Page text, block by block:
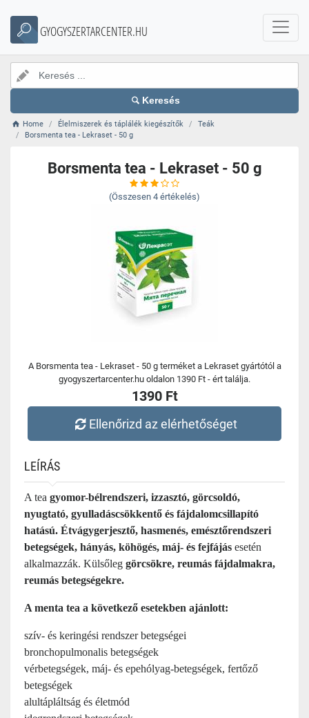
GYOGYSZERTARCENTER.HU
Keresés
Home Élelmiszerek és táplálék kiegészítők
Teák
Borsmenta tea - Lekraset - 50 g
Borsmenta tea - Lekraset - 50 g
(Összesen 4 értékelés)
A Borsmenta tea - Lekraset - 50 g terméket a Lekraset gyártótól a
gyogyszertarcenter.hu oldalon 1390 Ft - ért találja.
1390 Ft
Ellenőrizd az elérhetőséget
LEÍRÁS
A tea gyomor-bélrendszeri, izzasztó, görcsoldó,
nyugtató, gyulladáscsökkentő és fájdalomcsillapító
hatású. Étvágygerjesztő, hasmenés, emésztőrendszeri
betegségek, hányás, köhögés, máj- és fejfájás esetén
alkalmazzák. Külsőleg görcsökre, reumás fájdalmakra,
reumás betegségekre.
A menta tea a következő esetekben ajánlott:
szív- és keringési rendszer betegségei
bronchopulmonalis betegségek
vérbetegségek, máj- és epehólyag-betegségek, fertőző
betegségek
alultápláltság és életmód